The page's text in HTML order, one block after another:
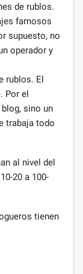
de rublos.
famosos
supuesto, no
operador y
rublos. El
Por el
sino un
trabaja todo
al nivel del
20 a 100-
tienen